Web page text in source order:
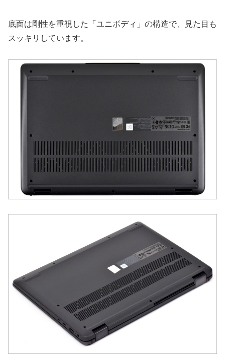
底面は剛性を重視した「ユニボディ」の構造で、見た目も
スッキリしています。